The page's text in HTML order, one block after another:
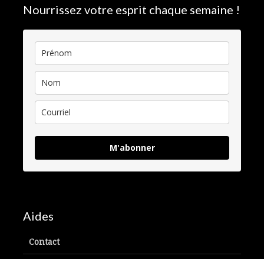
Nourrissez votre esprit chaque semaine !
M'abonner
Aides
Contact